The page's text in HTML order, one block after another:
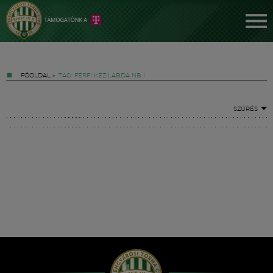
FŐOLDAL » TAG: FÉRFI KÉZILABDA NB I
SZŰRÉS
Hírek